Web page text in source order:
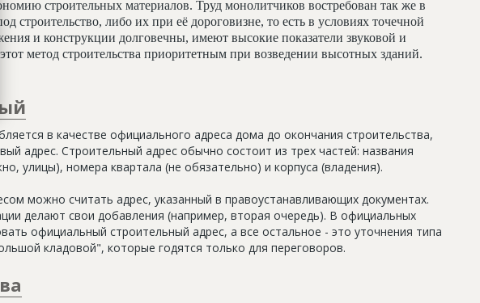
строительных материалов. Труд монолитчиков востребован так же в
строительство, либо их при её дороговизне, то есть в условиях точечной
и конструкции долговечны, имеют высокие показатели звуковой и
метод строительства приоритетным при возведении высотных зданий.
в качестве официального адреса дома до окончания строительства,
адрес. Строительный адрес обычно состоит из трех частей: названия
улицы), номера квартала (не обязательно) и корпуса (владения).
можно считать адрес, указанный в правоустанавливающих документах.
делают свои добавления (например, вторая очередь). В официальных
официальный строительный адрес, а все остальное - это уточнения типа
кладовой", которые годятся только для переговоров.